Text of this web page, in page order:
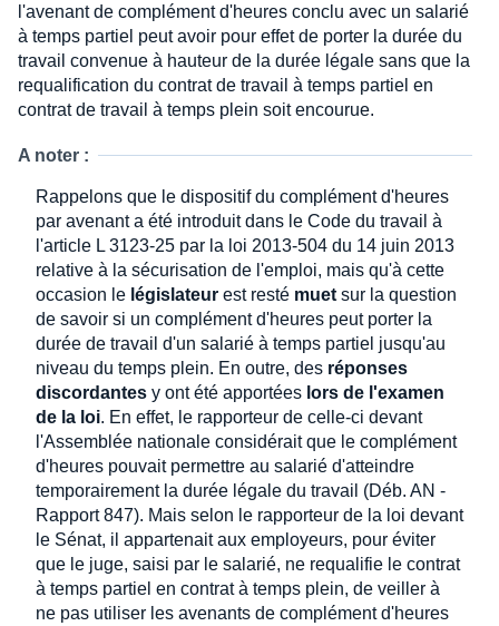
l'avenant de complément d'heures conclu avec un salarié
à temps partiel peut avoir pour effet de porter la durée du
travail convenue à hauteur de la durée légale sans que la
requalification du contrat de travail à temps partiel en
contrat de travail à temps plein soit encourue.
A noter :
Rappelons que le dispositif du complément d'heures
par avenant a été introduit dans le Code du travail à
l'article L 3123-25 par la loi 2013-504 du 14 juin 2013
relative à la sécurisation de l'emploi, mais qu'à cette
occasion le législateur est resté muet sur la question
de savoir si un complément d'heures peut porter la
durée de travail d'un salarié à temps partiel jusqu'au
niveau du temps plein. En outre, des réponses
discordantes y ont été apportées lors de l'examen
de la loi. En effet, le rapporteur de celle-ci devant
l'Assemblée nationale considérait que le complément
d'heures pouvait permettre au salarié d'atteindre
temporairement la durée légale du travail (Déb. AN -
Rapport 847). Mais selon le rapporteur de la loi devant
le Sénat, il appartenait aux employeurs, pour éviter
que le juge, saisi par le salarié, ne requalifie le contrat
à temps partiel en contrat à temps plein, de veiller à
ne pas utiliser les avenants de complément d'heures